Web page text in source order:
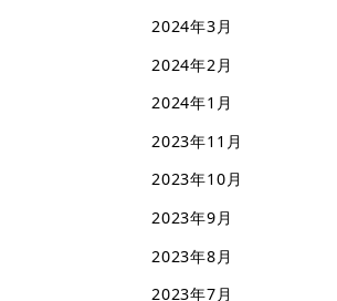
2024年3月
2024年2月
2024年1月
2023年11月
2023年10月
2023年9月
2023年8月
2023年7月